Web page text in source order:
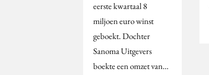
eerste kwartaal 8
miljoen euro winst
geboekt. Dochter
Sanoma Uitgevers
boekte een omzet van…